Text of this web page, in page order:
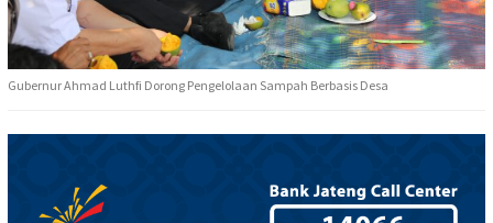
Gubernur Ahmad Luthfi Dorong Pengelolaan Sampah Berbasis Desa